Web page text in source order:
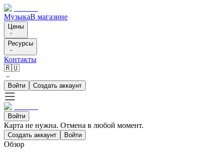
МузыкаВ магазине
Цены
Ресурсы
Контакты
🇷🇺
Войти Создать аккаунт
Войти
Карта не нужна. Отмена в любой момент.
Создать аккаунт Войти
Обзор